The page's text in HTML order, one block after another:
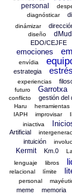
personal
diagnósticar
dinámizar
diseño
EDO/CEJFE
emociones
envídia
estrategia estrés
experiencias
futuro Garrotxa
conflicto
gestión del
Haru
herramientas
IAPH
improvisar
iniactiva
Artificial
intuición
Kermit Km.0
lenguaje libros
relacional
límite
personal
meme memoria